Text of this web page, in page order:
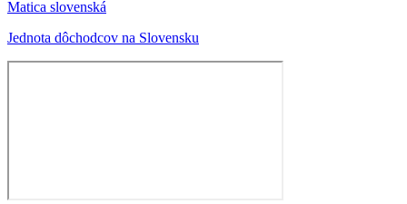
Matica slovenská
Jednota dôchodcov na Slovensku